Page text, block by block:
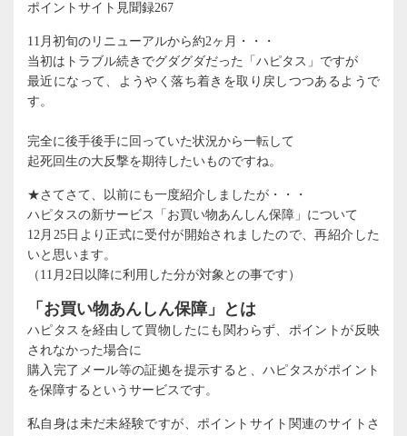
ポイントサイト見聞録267
11月初旬のリニューアルから約2ヶ月・・・
当初はトラブル続きでグダグダだった「ハピタス」ですが
最近になって、ようやく落ち着きを取り戻しつつあるようで
す。
完全に後手後手に回っていた状況から一転して
起死回生の大反撃を期待したいものですね。
★さてさて、以前にも一度紹介しましたが・・・
ハピタスの新サービス「お買い物あんしん保障」について
12月25日より正式に受付が開始されましたので、再紹介した
いと思います。
（11月2日以降に利用した分が対象との事です）
「お買い物あんしん保障」とは
ハピタスを経由して買物したにも関わらず、ポイントが反映
されなかった場合に
購入完了メール等の証拠を提示すると、ハピタスがポイント
を保障するというサービスです。
私自身は未だ未経験ですが、ポイントサイト関連のサイトさ